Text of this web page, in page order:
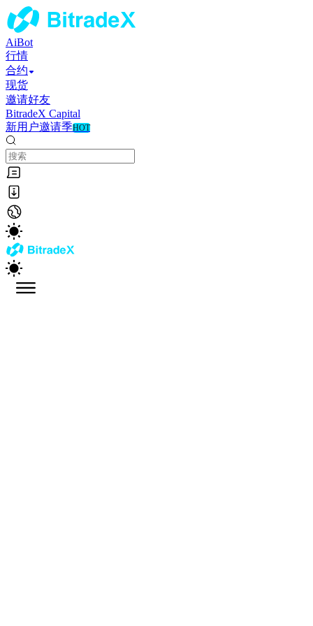
AiBot
行情
合约
现货
邀请好友
BitradeX Capital
新用户邀请季HOT